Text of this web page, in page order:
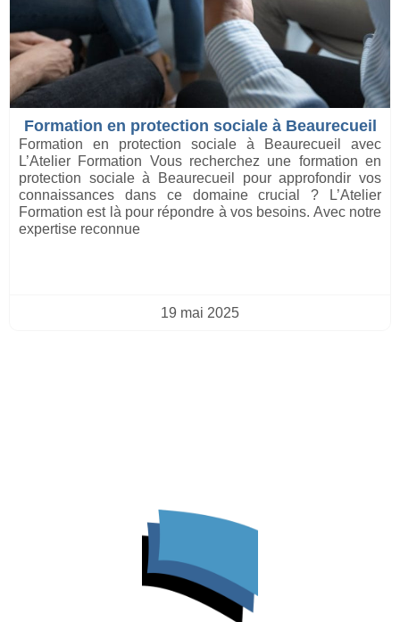
Formation en protection sociale à Beaurecueil
Formation en protection sociale à Beaurecueil avec
L’Atelier Formation Vous recherchez une formation en
protection sociale à Beaurecueil pour approfondir vos
connaissances dans ce domaine crucial ? L’Atelier
Formation est là pour répondre à vos besoins. Avec notre
expertise reconnue
19 mai 2025